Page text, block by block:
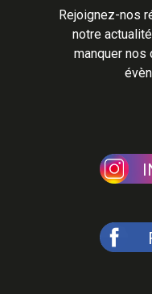
Rejoignez-nos
notre
manquer nos